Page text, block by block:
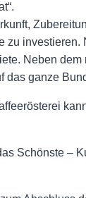
zu
Neben
das ganze
Schönste –